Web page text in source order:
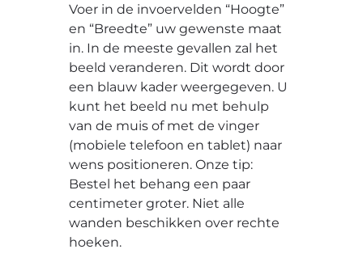
Voer in de invoervelden “Hoogte”
en “Breedte” uw gewenste maat
in. In de meeste gevallen zal het
beeld veranderen. Dit wordt door
een blauw kader weergegeven. U
kunt het beeld nu met behulp
van de muis of met de vinger
(mobiele telefoon en tablet) naar
wens positioneren. Onze tip:
Bestel het behang een paar
centimeter groter. Niet alle
wanden beschikken over rechte
hoeken.